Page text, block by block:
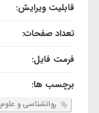
قابلیت ویرایش:
تعداد صفحات:
فرمت فایل:
برچسب ها:
روانشناسی و